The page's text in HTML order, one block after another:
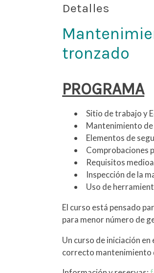
Detalles
tronzado
PROGRAMA
Sitio de trabajo y
Mantenimiento
Elementos de
Comprobaciones
Requisitos
Inspección de la
Uso de
El curso está pensado
para menor número de
Un curso de iniciación
correcto mantenimiento